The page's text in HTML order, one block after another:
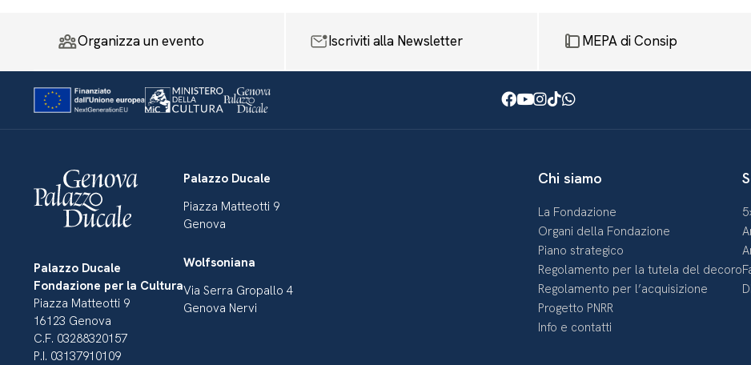
Organizza un evento Iscriviti alla Newsletter MEPA di Consip
Facebook
Youtube
Instagram
TikTok
WhatsApp
Palazzo Ducale
Fondazione per la Cultura
Piazza Matteotti 9
16123 Genova
C.F. 03288320157
P.I. 03137910109
Palazzo Ducale
Piazza Matteotti 9
Genova
Wolfsoniana
Via Serra Gropallo 4
Genova Nervi
Chi siamo
La Fondazione
Organi della Fondazione
Piano strategico
Regolamento per la tutela del decoro
Regolamento per l’acquisizione
Progetto PNRR
Info e contatti